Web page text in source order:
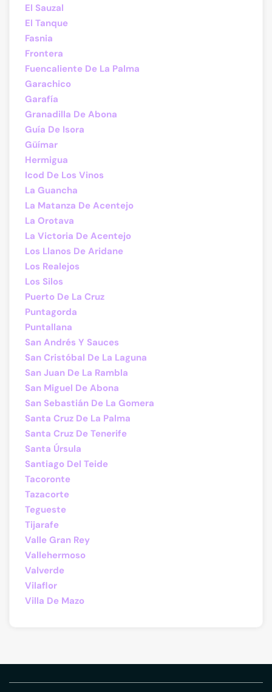
El Sauzal
El Tanque
Fasnia
Frontera
Fuencaliente De La Palma
Garachico
Garafía
Granadilla De Abona
Guía De Isora
Güímar
Hermigua
Icod De Los Vinos
La Guancha
La Matanza De Acentejo
La Orotava
La Victoria De Acentejo
Los Llanos De Aridane
Los Realejos
Los Silos
Puerto De La Cruz
Puntagorda
Puntallana
San Andrés Y Sauces
San Cristóbal De La Laguna
San Juan De La Rambla
San Miguel De Abona
San Sebastián De La Gomera
Santa Cruz De La Palma
Santa Cruz De Tenerife
Santa Úrsula
Santiago Del Teide
Tacoronte
Tazacorte
Tegueste
Tijarafe
Valle Gran Rey
Vallehermoso
Valverde
Vilaflor
Villa De Mazo